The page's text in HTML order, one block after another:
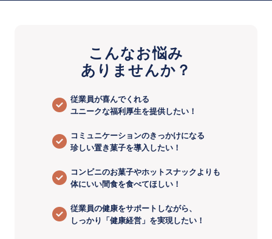
こんなお悩み
ありませんか？
従業員が喜んでくれる
ユニークな福利厚生を提供したい！
コミュニケーションのきっかけになる
珍しい置き菓子を導入したい！
コンビニのお菓子やホットスナックよりも
体にいい間食を食べてほしい！
従業員の健康をサポートしながら、
しっかり「健康経営」を実現したい！